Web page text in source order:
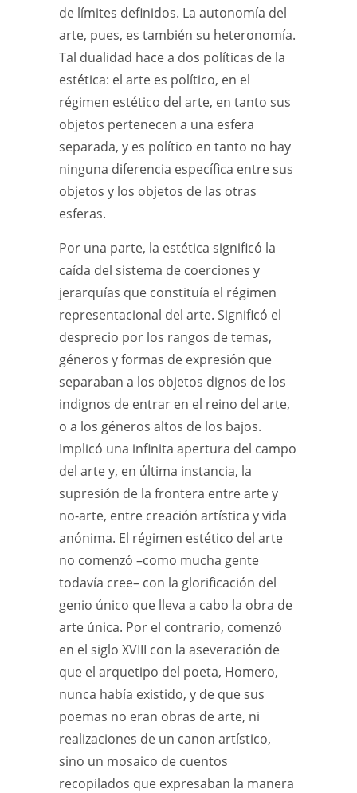
de límites definidos. La autonomía del
arte, pues, es también su heteronomía.
Tal dualidad hace a dos políticas de la
estética: el arte es político, en el
régimen estético del arte, en tanto sus
objetos pertenecen a una esfera
separada, y es político en tanto no hay
ninguna diferencia específica entre sus
objetos y los objetos de las otras
esferas.
Por una parte, la estética significó la
caída del sistema de coerciones y
jerarquías que constituía el régimen
representacional del arte. Significó el
desprecio por los rangos de temas,
géneros y formas de expresión que
separaban a los objetos dignos de los
indignos de entrar en el reino del arte,
o a los géneros altos de los bajos.
Implicó una infinita apertura del campo
del arte y, en última instancia, la
supresión de la frontera entre arte y
no-arte, entre creación artística y vida
anónima. El régimen estético del arte
no comenzó –como mucha gente
todavía cree– con la glorificación del
genio único que lleva a cabo la obra de
arte única. Por el contrario, comenzó
en el siglo XVIII con la aseveración de
que el arquetipo del poeta, Homero,
nunca había existido, y de que sus
poemas no eran obras de arte, ni
realizaciones de un canon artístico,
sino un mosaico de cuentos
recopilados que expresaban la manera